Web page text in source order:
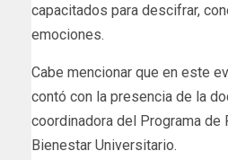
capacitados para descifrar,
emociones.
Cabe mencionar que en este
contó con la presencia de la
coordinadora del Programa de
Bienestar Universitario.